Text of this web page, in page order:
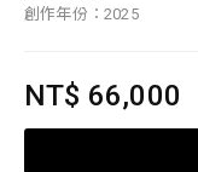
創作年份：2025
NT$ 66,000